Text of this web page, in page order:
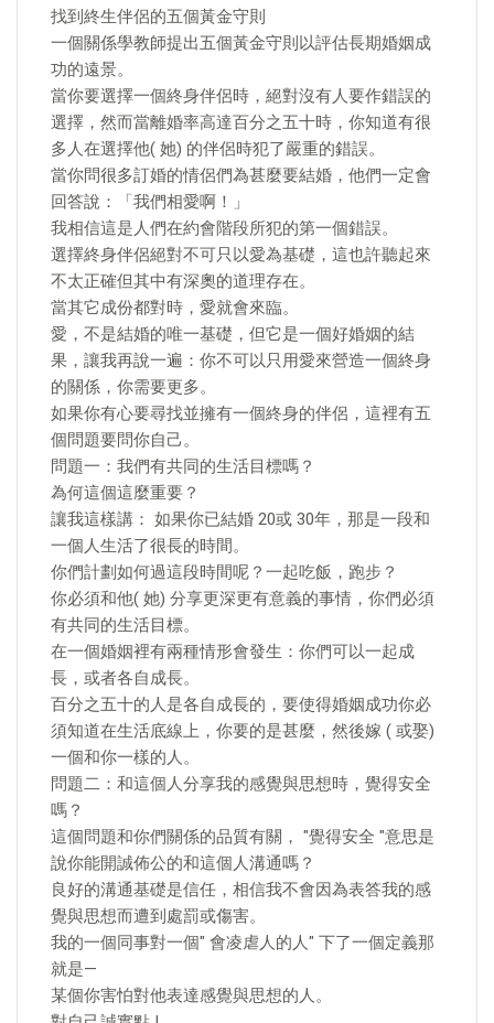
找到終生伴侶的五個黃金守則
一個關係學教師提出五個黃金守則以評估長期婚姻成
功的遠景。
當你要選擇一個終身伴侶時，絕對沒有人要作錯誤的
選擇，然而當離婚率高達百分之五十時，你知道有很
多人在選擇他( 她) 的伴侶時犯了嚴重的錯誤。
當你問很多訂婚的情侶們為甚麼要結婚，他們一定會
回答說：「我們相愛啊！」
我相信這是人們在約會階段所犯的第一個錯誤。
選擇終身伴侶絕對不可只以愛為基礎，這也許聽起來
不太正確但其中有深奧的道理存在。
當其它成份都對時，愛就會來臨。
愛，不是結婚的唯一基礎，但它是一個好婚姻的結
果，讓我再說一遍：你不可以只用愛來營造一個終身
的關係，你需要更多。
如果你有心要尋找並擁有一個終身的伴侶，這裡有五
個問題要問你自己。
問題一：我們有共同的生活目標嗎？
為何這個這麼重要？
讓我這樣講： 如果你已結婚 20或 30年，那是一段和
一個人生活了很長的時間。
你們計劃如何過這段時間呢？一起吃飯，跑步？
你必須和他( 她) 分享更深更有意義的事情，你們必須
有共同的生活目標。
在一個婚姻裡有兩種情形會發生：你們可以一起成
長，或者各自成長。
百分之五十的人是各自成長的，要使得婚姻成功你必
須知道在生活底線上，你要的是甚麼，然後嫁 ( 或娶)
一個和你一樣的人。
問題二：和這個人分享我的感覺與思想時，覺得安全
嗎？
這個問題和你們關係的品質有關， "覺得安全 "意思是
說你能開誠佈公的和這個人溝通嗎？
良好的溝通基礎是信任，相信我不會因為表答我的感
覺與思想而遭到處罰或傷害。
我的一個同事對一個" 會凌虐人的人" 下了一個定義那
就是—
某個你害怕對他表達感覺與思想的人。